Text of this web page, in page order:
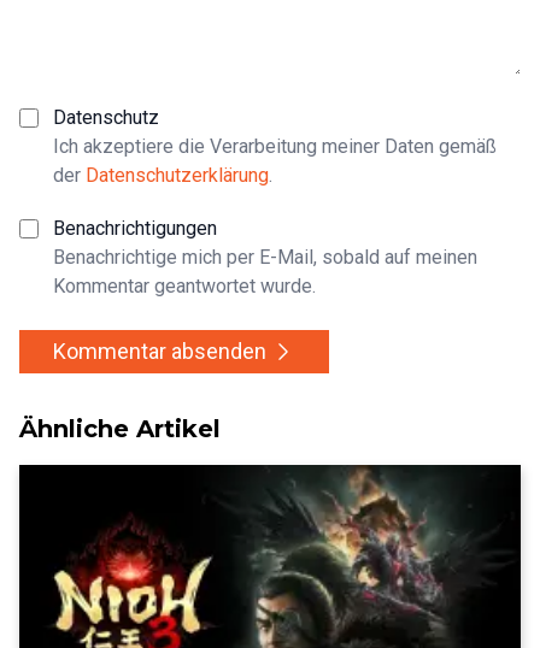
Datenschutz
Ich akzeptiere die Verarbeitung meiner Daten gemäß
der Datenschutzerklärung.
Benachrichtigungen
Benachrichtige mich per E-Mail, sobald auf meinen
Kommentar geantwortet wurde.
Kommentar absenden
Ähnliche Artikel